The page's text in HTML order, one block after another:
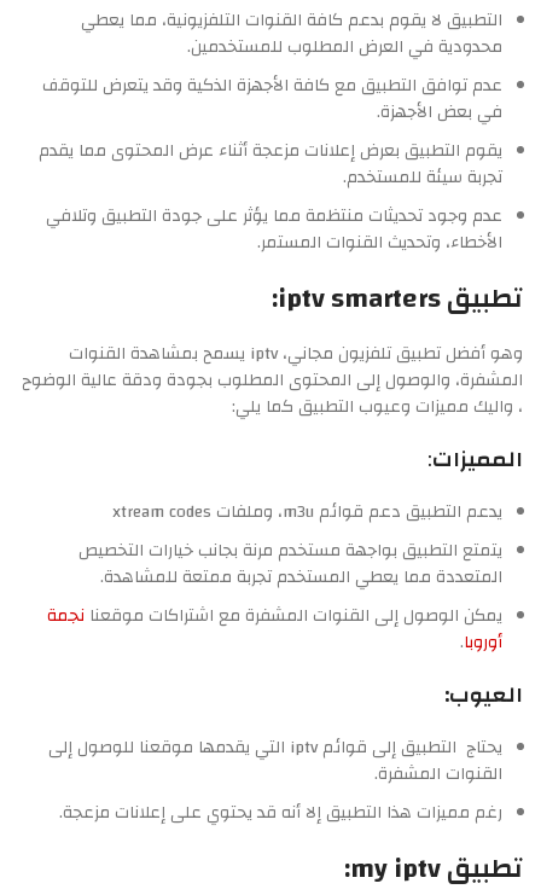
التطبيق لا يقوم بدعم كافة القنوات التلفزيونية، مما يعطي
محدودية في العرض المطلوب للمستخدمين.
عدم توافق التطبيق مع كافة الأجهزة الذكية وقد يتعرض للتوقف
في بعض الأجهزة.
يقوم التطبيق بعرض إعلانات مزعجة أثناء عرض المحتوى مما يقدم
تجربة سيئة للمستخدم.
عدم وجود تحديثات منتظمة مما يؤثر على جودة التطبيق وتلافي
الأخطاء، وتحديث القنوات المستمر.
تطبيق iptv smarters:
وهو أفضل تطبيق تلفزيون مجاني، iptv يسمح بمشاهدة القنوات
المشفرة، والوصول إلى المحتوى المطلوب بجودة ودقة عالية الوضوح
، واليك مميزات وعيوب التطبيق كما يلي:
المميزات:
يدعم التطبيق دعم قوائم m3u، وملفات xtream codes
يتمتع التطبيق بواجهة مستخدم مرنة بجانب خيارات التخصيص
المتعددة مما يعطي المستخدم تجربة ممتعة للمشاهدة.
يمكن الوصول إلى القنوات المشفرة مع اشتراكات موقعنا نجمة
أوروبا.
العيوب:
يحتاج التطبيق إلى قوائم iptv التي يقدمها موقعنا للوصول إلى
القنوات المشفرة.
رغم مميزات هذا التطبيق إلا أنه قد يحتوي على إعلانات مزعجة.
تطبيق my iptv: